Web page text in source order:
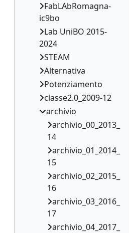
FabLAbRomagna-
ic9bo
Lab UniBO 2015-
2024
STEAM
Alternativa
Potenziamento
classe2.0_2009-12
archivio
archivio_00_2013_
14
archivio_01_2014_
15
archivio_02_2015_
16
archivio_03_2016_
17
archivio_04_2017_